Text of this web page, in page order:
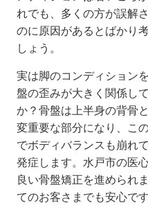
れでも、多くの方が誤解
のに原因があるとばかり
しょう。
実は脚のコンディション
盤の歪みが大きく関係し
か？骨盤は上半身の背骨
変重要な部分になり、こ
でボディバランスも崩れ
発症します。水戸市の医
良い骨盤矯正を進められ
てのお客さまでも安心です